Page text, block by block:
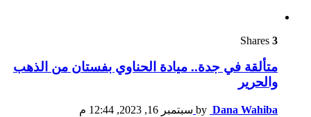
3
متألقة في جدة.. ميادة الحناوي بفستان من الذهب
والحرير
by Dana Wahiba سبتمبر 16, 2023, 12:44 م